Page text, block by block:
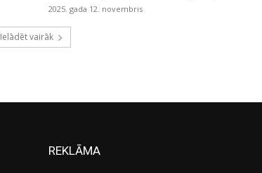
2025. gada 12. novembris
Ielādēt vairāk
REKLĀMA